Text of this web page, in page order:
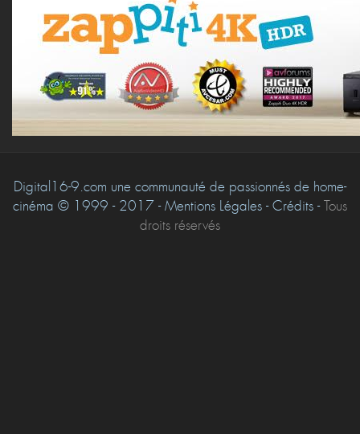
Digital16-9.com une communauté de passionnés de home-
cinéma © 1999 - 2017 - Mentions Légales - Crédits -Tous
droits réservés